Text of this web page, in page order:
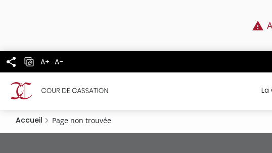
A+ A-
La
Accueil Page non trouvée